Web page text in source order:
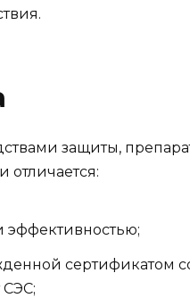
защиты,
отличается:
эффективностью;
сертификатом